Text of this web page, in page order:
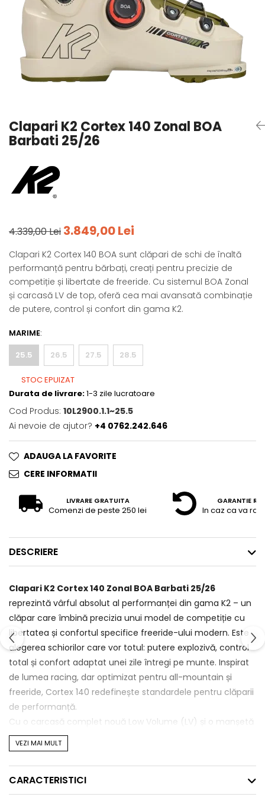
Pantaloni outdoor
Sosete Outdoor
Curele
Sepci
Clapari K2 Cortex 140 Zonal BOA
Barbati 25/26
4.339,00 Lei 3.849,00 Lei
Clapari K2 Cortex 140 BOA sunt clăpari de schi de înaltă
performanță pentru bărbați, creați pentru precizie de
competiție și libertate de freeride. Cu sistemul BOA Zonal
și carcasă LV de top, oferă cea mai avansată combinație
de putere, control și confort din gama K2.
MARIME:
25.5
26.5 27.5 28.5
STOC EPUIZAT
Durata de livrare:1-3 zile lucratoare
Cod Produs: 10L2900.1.1~25.5
Ai nevoie de ajutor? +4 0762.242.646
ADAUGA LA FAVORITE
CERE INFORMATII
LIVRARE GRATUITA
Comenzi de peste 250 lei
GARANTIE
In caz ca va
DESCRIERE
Clapari K2 Cortex 140 Zonal BOA Barbati 25/26
reprezintă vârful absolut al performanței din gama K2 – un
clăpar care îmbină precizia unui model de competiție cu
libertatea și confortul specifice freeride-ului modern. Este
alegerea schiorilor care vor totul: putere explozivă, control
total și confort adaptat unei zile întregi pe munte. Inspirat
de lumea racing, dar optimizat pentru all-mountain și
freeride, Cortex 140 redefinește standardele pentru clăparii
de performanță.
Cu o carcasă complet nouă Low Volume (LV) și o manșetă
superioară puternică, acest model folosește sistemul dublu
BOA® Zonal, care permite o reglare independentă și precisă
în două zone distincte – în partea inferioară și la nivelul
gambei. Rezultatul este o fixare uniformă, fără puncte de
VEZI MAI MULT
CARACTERISTICI